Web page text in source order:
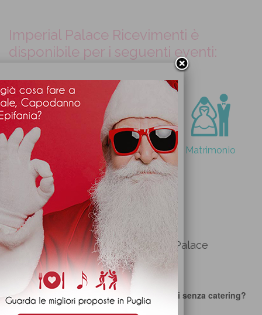
Imperial Palace Ricevimenti è
disponibile per i seguenti eventi:
Matrimonio
civile
Matrimonio gay Matrimonio
RICHIEDI PREVENTIVO GRATIS
Ulteriori informazioni su Imperial Palace
Ricevimenti
Si ospita più di un evento al giorno?
No
È possibile affittare solo la sala ricevimenti senza catering?
Sì